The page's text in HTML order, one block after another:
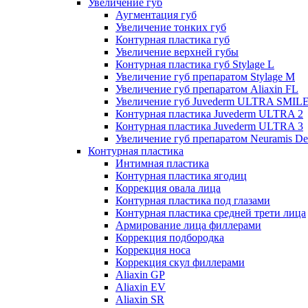
Увеличение губ
Аугментация губ
Увеличение тонких губ
Контурная пластика губ
Увеличение верхней губы
Контурная пластика губ Stylage L
Увеличение губ препаратом Stylage M
Увеличение губ препаратом Aliaxin FL
Увеличение губ Juvederm ULTRA
Контурная пластика Juvederm ULTRA 2
Контурная пластика Juvederm ULTRA 3
Увеличение губ препаратом Neuramis
Контурная пластика
Интимная пластика
Контурная пластика ягодиц
Коррекция овала лица
Контурная пластика под глазами
Контурная пластика средней трети лица
Армирование лица филлерами
Коррекция подбородка
Коррекция носа
Коррекция скул филлерами
Aliaxin GP
Aliaxin EV
Aliaxin SR